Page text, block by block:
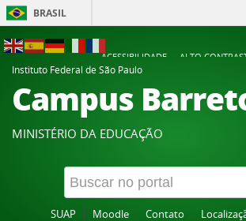
BRASIL
Acesso
ACESSIBILIDADE
ALTO
Instituto Federal de São Paulo
Campus
MINISTÉRIO DA EDUCAÇÃO
SUAP Moodle Contato